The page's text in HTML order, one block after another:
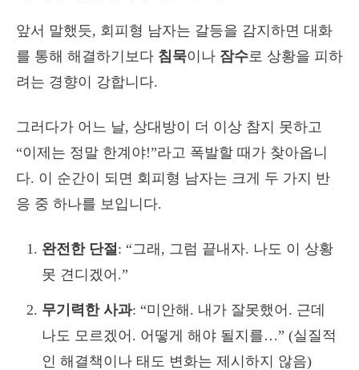
앞서 말했듯, 회피형 남자는 갈등을 감지하면 대화
를 통해 해결하기보다 침묵이나 잠수로 상황을 피하
려는 경향이 강합니다.
그러다가 어느 날, 상대방이 더 이상 참지 못하고
“이제는 정말 한계야!”라고 폭발할 때가 찾아옵니
다. 이 순간이 되면 회피형 남자는 크게 두 가지 반
응 중 하나를 보입니다.
완전한 단절: “그래, 그럼 끝내자. 나도 이 상황
못 견디겠어.”
무기력한 사과: “미안해. 내가 잘못했어. 근데
나도 모르겠어. 어떻게 해야 될지를…” (실질적
인 해결책이나 태도 변화는 제시하지 않음)